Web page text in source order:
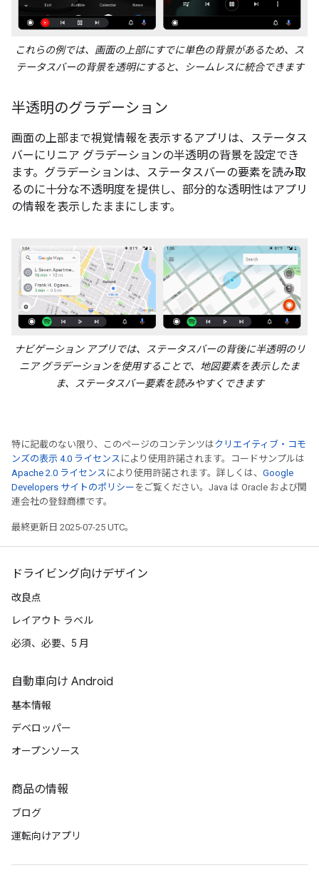
これらの例では、画面の上部にすでに単色の背景があるため、ス
テータスバーの背景を透明にすると、シームレスに統合できます
半透明のグラデーション
画面の上部まで視覚情報を表示するアプリは、ステータス
バーにリニア グラデーションの半透明の背景を設定でき
ます。グラデーションは、ステータスバーの要素を読み取
るのに十分な不透明度を提供し、部分的な透明性はアプリ
の情報を表示したままにします。
ナビゲーション アプリでは、ステータスバーの背後に半透明のリ
ニア グラデーションを使用することで、地図要素を表示したま
ま、ステータスバー要素を読みやすくできます
特に記載のない限り、このページのコンテンツはクリエイティブ・コモ
ンズの表示 4.0 ライセンス により使用許諾されます。コードサンプルは
Apache 2.0 ライセンス により使用許諾されます。詳しくは、 Google
Developers サイトのポリシー をご覧ください。Java は Oracle および関
連会社の登録商標です。
最終更新日 2025-07-25 UTC。
ドライビング向けデザイン
改良点
レイアウト ラベル
必須、必要、5 月
自動車向け Android
基本情報
デベロッパー
オープンソース
商品の情報
ブログ
運転向けアプリ